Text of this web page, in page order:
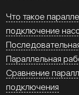
Что такое
подключение
Параллельная
Сравнение
подключения